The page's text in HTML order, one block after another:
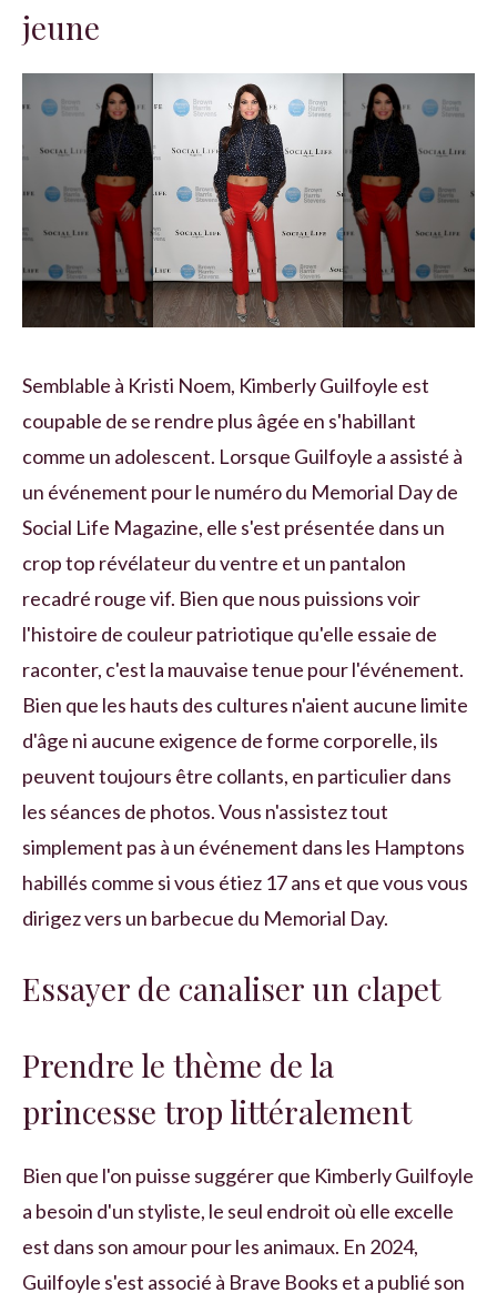
jeune
Semblable à Kristi Noem, Kimberly Guilfoyle est
coupable de se rendre plus âgée en s'habillant
comme un adolescent. Lorsque Guilfoyle a assisté à
un événement pour le numéro du Memorial Day de
Social Life Magazine, elle s'est présentée dans un
crop top révélateur du ventre et un pantalon
recadré rouge vif. Bien que nous puissions voir
l'histoire de couleur patriotique qu'elle essaie de
raconter, c'est la mauvaise tenue pour l'événement.
Bien que les hauts des cultures n'aient aucune limite
d'âge ni aucune exigence de forme corporelle, ils
peuvent toujours être collants, en particulier dans
les séances de photos. Vous n'assistez tout
simplement pas à un événement dans les Hamptons
habillés comme si vous étiez 17 ans et que vous vous
dirigez vers un barbecue du Memorial Day.
Essayer de canaliser un clapet
Prendre le thème de la
princesse trop littéralement
Bien que l'on puisse suggérer que Kimberly Guilfoyle
a besoin d'un styliste, le seul endroit où elle excelle
est dans son amour pour les animaux. En 2024,
Guilfoyle s'est associé à Brave Books et a publié son